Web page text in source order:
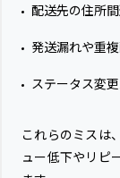
配送先の住所
発送漏れや重
ステータス変
これらのミスは
ュー低下やリピ